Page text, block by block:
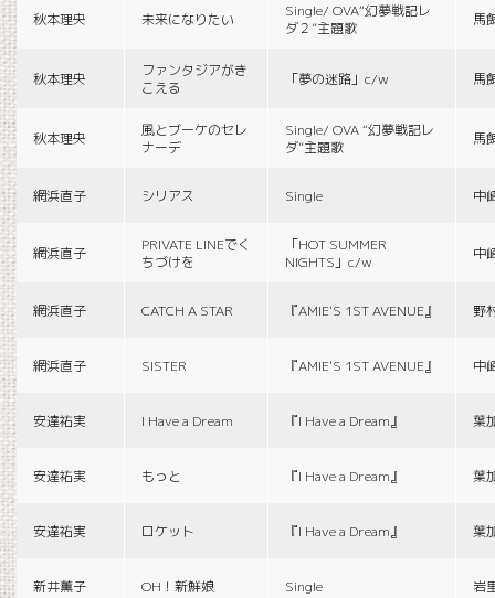
秋本理央 未来になりたい
Single/ OVA“幻夢戦記レ
ダ２”主題歌
馬
秋本理央
ファンタジアがき
こえる
「夢の迷路」c/w 馬
秋本理央
風とブーケのセレ
ナーデ
Single/ OVA “幻夢戦記レ
ダ”主題歌
馬
網浜直子 シリアス Single 中
網浜直子
PRIVATE LINEでく
ちづけを
「HOT SUMMER
NIGHTS」c/w
中
網浜直子 CATCH A STAR 『AMIE'S 1ST AVENUE』 野
網浜直子 SISTER 『AMIE'S 1ST AVENUE』 中
安達祐実 I Have a Dream 『I Have a Dream』 葉
安達祐実 もっと 『I Have a Dream』 葉
安達祐実 ロケット 『I Have a Dream』 葉
新井薫子 OH！新鮮娘 Single 岩